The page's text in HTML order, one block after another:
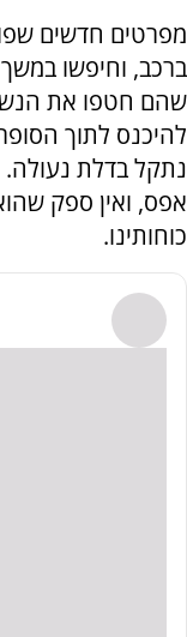
מפרטים חדשים
שהם חטפו את
להיכנס לתוך
נתקל בדלת
אפס, ואין ספק
כוחותינו.